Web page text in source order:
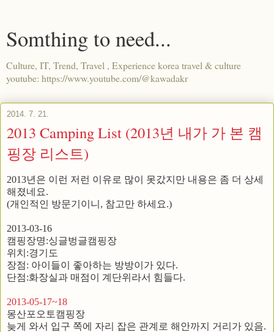
Somthing to need...
Culture, IT, Trend, Travel , Experience korea travel & culture
youtube: https://www.youtube.com/@kawadakr
2014. 7. 21.
2013 Camping List (2013년 내가 가 본 캠
핑장 리스트)
2013년은 이런 저런 이유로 많이 못갔지만 내용은 좀 더 상세
해졌네요.
(개인적인 방문기이니, 참고만 하세요.)
2013-03-16
캠핑장명:싱글벙글캠핑장
위치:경기도
장점: 아이들이 좋아하는 방방이가 있다.
단점:화장실과 매점이 계단위라서 힘들다.
2013-05-17~18
몽산포오토캠핑장
늦게 와서 입구 쪽에 자리 잡은 관계로 해안까지 거리가 있음.